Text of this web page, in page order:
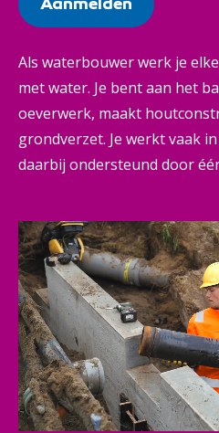
Aanmelden
Als waterbouwer werk je
met water. Je bent aan het
oeverwerk, maakt
grondverzet. Je werkt vaak
daarbij ondersteund door
werkt vaak op verschillende
daar hou je van.